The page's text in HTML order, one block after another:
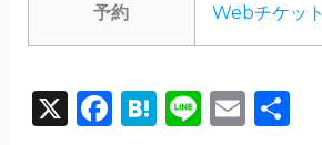
予約 Webチケット
F
E
Li
H
X
共